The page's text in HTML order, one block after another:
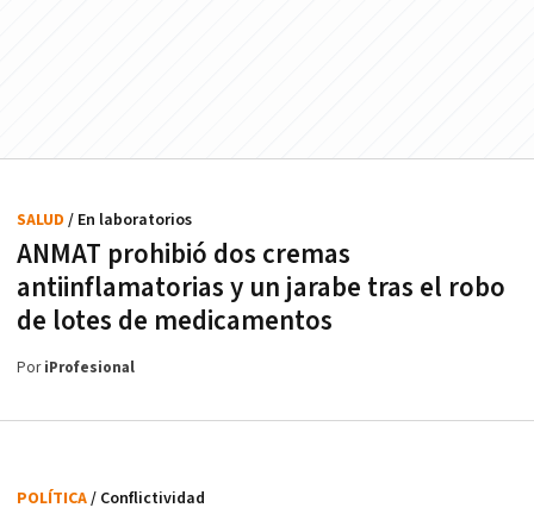
ANMAT prohibió dos cremas
antiinflamatorias y un jarabe tras el robo
de lotes de medicamentos
SALUD / En laboratorios
PoriProfesional
POLÍTICA/ Conflictividad